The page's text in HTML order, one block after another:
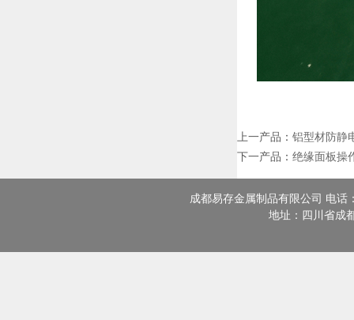
上一产品 ： 铝型材防静
下一产品 ： 绝缘面板操
成都易存金属制品有限公司 电
地址：四川省成